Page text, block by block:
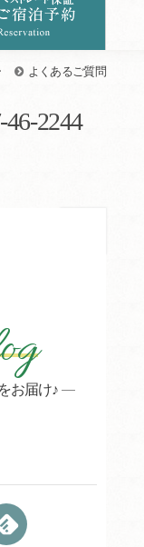
よくあるご質問
46-2244
お届け♪